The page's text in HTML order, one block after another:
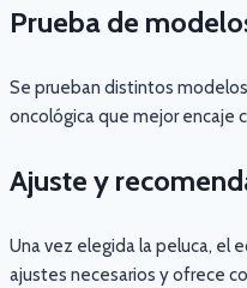
Prueba de
Se prueban distintos
oncológica que mejor encaje
Ajuste y
Una vez elegida la peluca, el
ajustes necesarios y ofrece